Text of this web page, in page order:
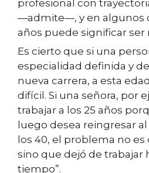
profesional con
—admite—, y en algunos
años puede significar ser
Es cierto que si una
especialidad definida y
nueva carrera, a esta
difícil. Si una señora, por
trabajar a los 25 años
luego desea reingresar
los 40, el problema no
sino que dejó de trabajar
tiempo”.